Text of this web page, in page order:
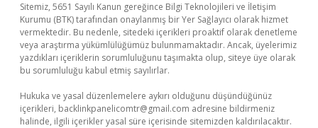
Sitemiz, 5651 Sayılı Kanun gereğince Bilgi Teknolojileri ve İletişim
Kurumu (BTK) tarafından onaylanmış bir Yer Sağlayıcı olarak hizmet
vermektedir. Bu nedenle, sitedeki içerikleri proaktif olarak denetleme
veya araştırma yükümlülüğümüz bulunmamaktadır. Ancak, üyelerimiz
yazdıkları içeriklerin sorumluluğunu taşımakta olup, siteye üye olarak
bu sorumluluğu kabul etmiş sayılırlar.
Hukuka ve yasal düzenlemelere aykırı olduğunu düşündüğünüz
içerikleri, backlinkpanelicomtr@gmail.com adresine bildirmeniz
halinde, ilgili içerikler yasal süre içerisinde sitemizden kaldırılacaktır.